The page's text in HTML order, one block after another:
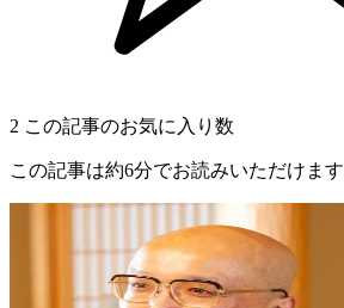
2 この記事のお気に入り数
この記事は約6分でお読みいただけます